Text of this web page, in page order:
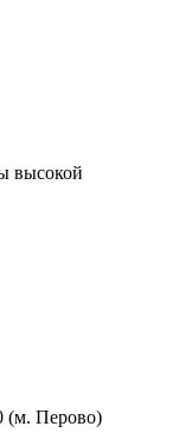
высокой
(м. Перово)